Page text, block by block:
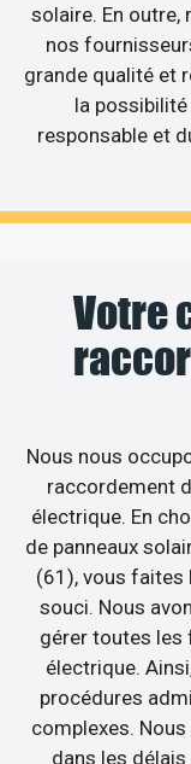
solaire. En
nos
grande qualité et
la possibilité
responsable et
Votre
Nous nous
raccordement
électrique. En
de panneaux
(61), vous faites
souci. Nous
gérer toutes les
électrique.
procédures
complexes.
dans les